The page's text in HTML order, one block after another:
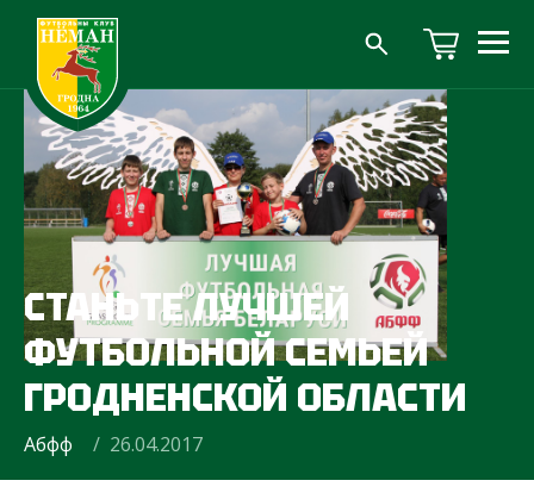
СТАНЬТЕ ЛУЧШЕЙ
ФУТБОЛЬНОЙ СЕМЬЕЙ
ГРОДНЕНСКОЙ ОБЛАСТИ
Абфф / 26.04.2017